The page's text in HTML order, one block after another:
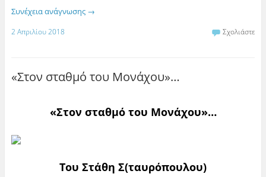
Συνέχεια ανάγνωσης →
2 Απριλίου 2018 Σχολιάστε
«Στον σταθμό του Μονάχου»…
«Στον σταθμό του Μονάχου»…
Του Στάθη Σ(ταυρόπουλου)